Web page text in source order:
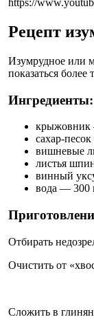
https://
Рецепт
Изумрудное или
показаться
Ингредиенты:
крыжовник
сахар-
вишневые
листья
винный
вода — 300
Отбирать
Очистить от
Сложить в